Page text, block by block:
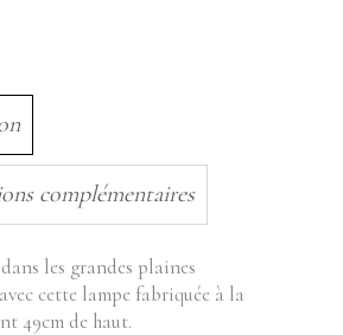
complémentaires
les grandes plaines
cette lampe fabriquée à la
49cm de haut.